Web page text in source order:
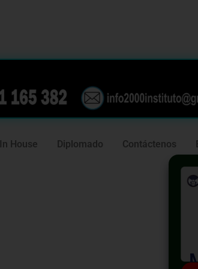
In House Diplomado Contáctenos